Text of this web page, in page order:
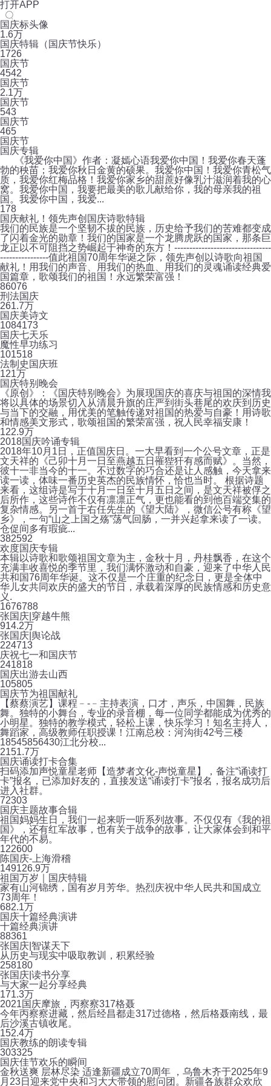
打开APP
国庆标头像
1.6万
国庆特辑（国庆节快乐）
1726
国庆节
4542
国庆节
2.1万
国庆节
543
国庆节
465
国庆节
国庆专辑
《我爱你中国》作者：凝嫣心语我爱你中国！我爱你春天蓬
勃的秧苗；我爱你秋日金黄的硕果。我爱你中国！我爱你青松气
质，我爱你红梅品格！我爱你家乡的甜蔗好像乳汁滋润着我的心
窝。我爱你中国，我要把最美的歌儿献给你，我的母亲我的祖
国。我爱你中国，我爱...
178
国庆献礼！领先声创国庆诗歌特辑
我们的民族是一个坚韧不拔的民族，历史给予我们的苦难都变成
了闪着金光的勋章！我们的国家是一个龙腾虎跃的国家，那条巨
龙正以不可阻挡之势崛起于神奇的东方！--------------------------------
----------------值此祖国70周年华诞之际，领先声创以诗歌向祖国
献礼！用我们的声音、用我们的热血、用我们的灵魂诵读经典爱
国篇章，歌颂我们的祖国！永远繁荣富强！
86076
刑法国庆
261.7万
国庆美诗文
1084173
国庆七天乐
魔性早功练习
101518
法制史国庆班
121万
国庆特别晚会
《原创》：《国庆特别晚会》为展现国庆的喜庆与祖国的深情我
将以具体的场景切入从清晨升旗的庄严到街头巷尾的欢庆到历史
与当下的交融，用优美的笔触传递对祖国的热爱与自豪！用诗歌
和情感美文形式，歌颂祖国的繁荣富强，祝人民幸福安康！
122.9万
2018国庆吟诵专辑
2018年10月1日，正值国庆日。一大早看到一个公号文章，正是
文天祥的《己卯十月一日至燕越五日罹狴犴有感而赋》。当然，
彼十一非当今的十一。不过数字的巧合还是让人感触，今天拿来
读一读，体味一番历史英杰的民族情怀，恰也当时。 根据诗题
来看，这组诗是写于十月一日至十月五日之间，是文天祥被俘之
后所作，这些诗作不仅有凛凛正气，更也能看的到他百端交集的
复杂情感。另一首于右任先生的《望大陆》，微信公号有称《望
乡》，一句“山之上国之殇”荡气回肠，一并兴起拿来读了一读。
仓促间多有瑕疵...
382592
欢度国庆专辑
本辑以诗歌和歌颂祖国文章为主，金秋十月，丹桂飘香，在这个
充满丰收喜悦的季节里，我们满怀激动和自豪，迎来了中华人民
共和国76周年华诞。这不仅是一个庄重的纪念日，更是全体中
华儿女共同欢庆的盛大的节日，承载着深厚的民族情感和历史意
义.
1676788
张国庆|穿越牛熊
914.2万
张国庆|舆论战
224713
庆祝七一和国庆节
241818
国庆出游去山西
105805
国庆节为祖国献礼
【蔡蔡演艺】课程﹣-﹣主持表演，口才，声乐，中国舞，民族
舞。独特的小舞台，专业的录音棚，每一位同学都能成为优秀的
小明星。独特的教学模式，轻松上课，快乐学习！知名主持人，
舞蹈家，高级教师任职授课！江南总校：河沟街42号三楼
18545856430江北分校...
2151.7万
国庆诵读打卡合集
扫码添加声悦童星老师【造梦者文化-声悦童星】，备注“诵读打
卡”报名，已添加好友的，直接发送“诵读打卡”报名，报名成功后
进入社群。
72303
国庆主题故事合辑
祖国妈妈生日，我们一起来听一听系列故事。不仅仅有《我的祖
国》，还有红军故事，也有关于战争的故事，让大家体会到和平
年代的不易。
122600
陈国庆-上海滑稽
149126.9万
祖国万岁｜国庆特辑
家有山河锦绣，国有岁月芳华。热烈庆祝中华人民共和国成立
73周年！
682.1万
国庆十篇经典演讲
十篇经典演讲
88361
张国庆|智谋天下
从历史与现实中吸取教训，积累经验
258180
张国庆|读书分享
与大家一起分享经典
171.3万
2021国庆摩旅，丙察察317格聂
今年丙察察进藏，然后经昌都走317过德格，然后格聂南线，最
后沙溪古镇收尾。
152.4万
国庆教练的朗读专辑
303325
国庆佳节欢乐的瞬间
金秋送爽 层林尽染 适逢新疆成立70周年 ，乌鲁木齐于2025年9
月23日迎来党中央和习大大带领的慰问团。新疆各族群众欢欣